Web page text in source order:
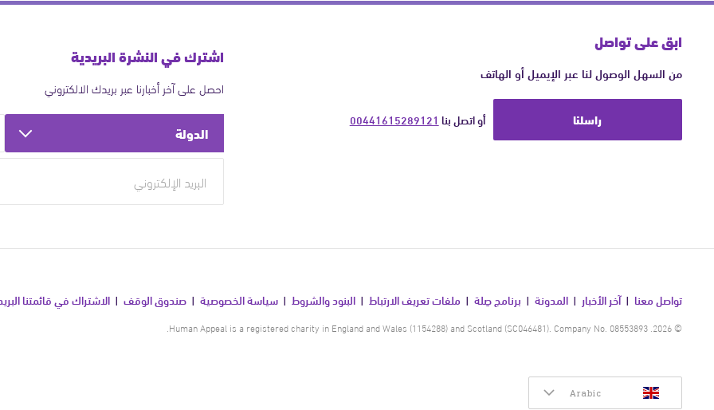
ابق على تواصل
من السهل الوصول لنا عبر الإيميل أو الهاتف
راسلنا أو اتصل بنا 00441615289121
اشترك في النشرة البريدية
احصل على آخر أخبارنا عبر بريدك الالكتروني
الدولة
تواصل معنا آخر الأخبار المدونة برنامج صِلة ملفات تعريف الارتباط البنود والشروط سياسة الخصوصية صندوق الوقف الاشتراك في قائمتنا
© 2026. Human Appeal is a registered charity in England and Wales (1154288) and Scotland (SC046481). Company No. 08553893.
Arabic